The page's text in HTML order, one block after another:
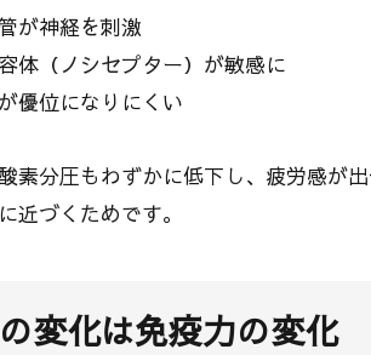
が神経を刺激
体（ノシセプター）が敏感に
優位になりにくい
素分圧もわずかに低下し、疲労感が
近づくためです。
変化は免疫力の変化